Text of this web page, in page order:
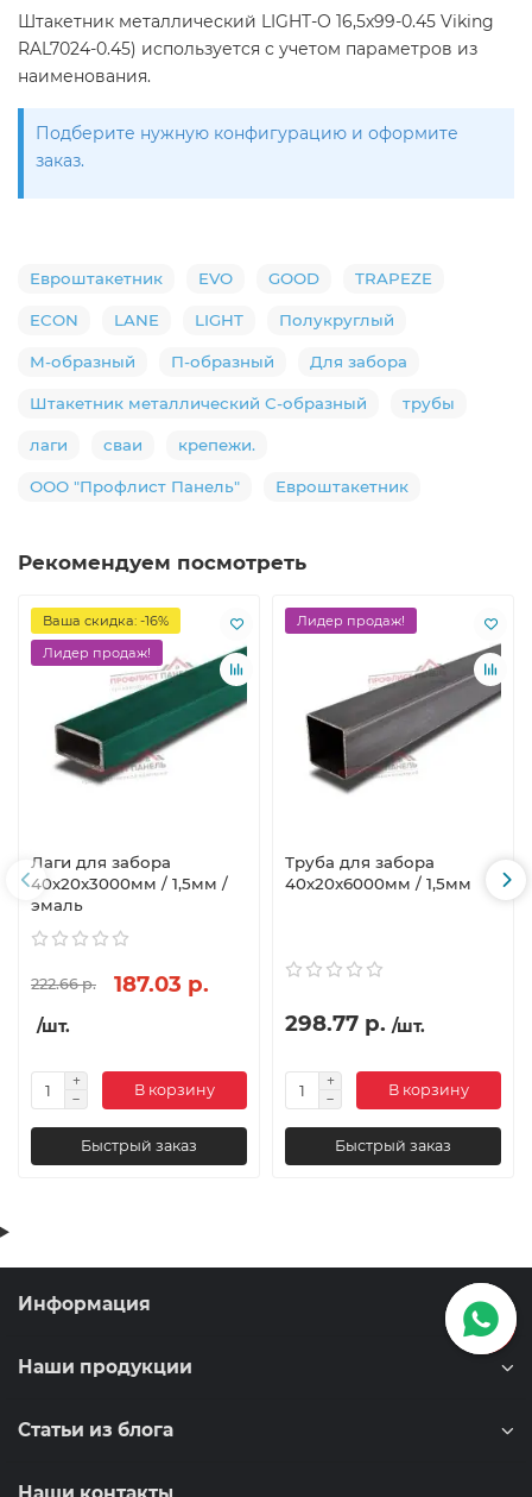
Штакетник металлический LIGHT-O 16,5х99-0.45 Viking
RAL7024-0.45) используется с учетом параметров из
наименования.
Подберите нужную конфигурацию и оформите
заказ.
Евроштакетник EVO GOOD TRAPEZE
ECON LANE LIGHT Полукруглый
М-образный П-образный Для забора
Штакетник металлический С-образный трубы
лаги сваи крепежи.
ООО "Профлист Панель" Евроштакетник
Рекомендуем посмотреть
Ваша скидка: -16%
Лидер продаж!
Лаги для забора
40х20x3000мм / 1,5мм /
эмаль
222.66 р. 187.03 р.
/шт.
В корзину
Быстрый заказ
Лидер продаж!
Труба для забора
40х20x6000мм / 1,5мм
298.77 р. /шт.
В корзину
Быстрый заказ
Информация
Наши продукции
Статьи из блога